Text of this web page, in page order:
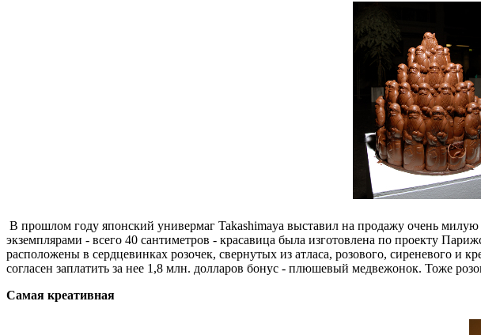
В прошлом году японский универмаг Takashimaya выставил на продажу очень
экземплярами - всего 40 сантиметров - красавица была изготовлена по проекту
расположены в сердцевинках розочек, свернутых из атласа, розового, сиреневого и
согласен заплатить за нее 1,8 млн. долларов бонус - плюшевый медвежонок. Тоже
Самая креативная